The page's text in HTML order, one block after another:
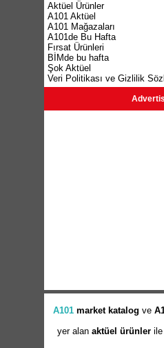
Aktüel Ürünler
A101 Aktüel
A101 Mağazaları
A101de Bu Hafta
Fırsat Ürünleri
BİMde bu hafta
Şok Aktüel
Veri Politikası ve Gizlilik
A101 market katalog ve
yer alan aktüel ürünler ile